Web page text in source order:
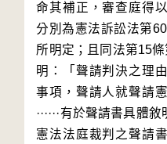
命其補正，審查庭得
分別為憲法訴訟法第
所明定；且同法第15
明：「聲請判決之理
事項，聲請人就聲請
······有於聲請書具體
憲法法庭裁判之聲請